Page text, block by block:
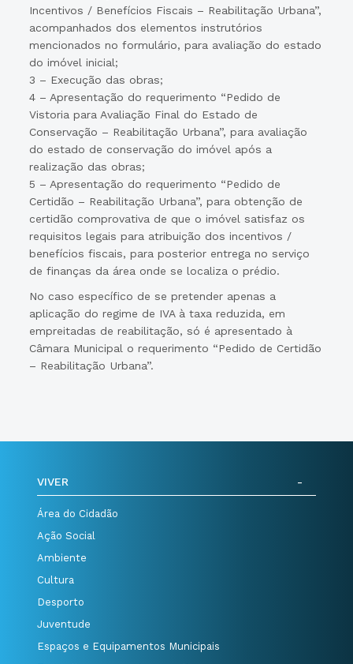
Incentivos / Benefícios Fiscais – Reabilitação Urbana”,
acompanhados dos elementos instrutórios
mencionados no formulário, para avaliação do estado
do imóvel inicial;
3 – Execução das obras;
4 – Apresentação do requerimento “Pedido de
Vistoria para Avaliação Final do Estado de
Conservação – Reabilitação Urbana”, para avaliação
do estado de conservação do imóvel após a
realização das obras;
5 – Apresentação do requerimento “Pedido de
Certidão – Reabilitação Urbana”, para obtenção de
certidão comprovativa de que o imóvel satisfaz os
requisitos legais para atribuição dos incentivos /
benefícios fiscais, para posterior entrega no serviço
de finanças da área onde se localiza o prédio.
No caso específico de se pretender apenas a
aplicação do regime de IVA à taxa reduzida, em
empreitadas de reabilitação, só é apresentado à
Câmara Municipal o requerimento “Pedido de Certidão
– Reabilitação Urbana”.
VIVER
Área do Cidadão
Ação Social
Ambiente
Cultura
Desporto
Juventude
Espaços e Equipamentos Municipais